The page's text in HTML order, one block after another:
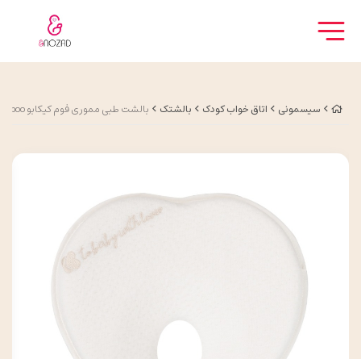
سیسمونی اتاق خواب کودک بالشتک بالشت طبی مموری فوم کیکابو kikkaboo